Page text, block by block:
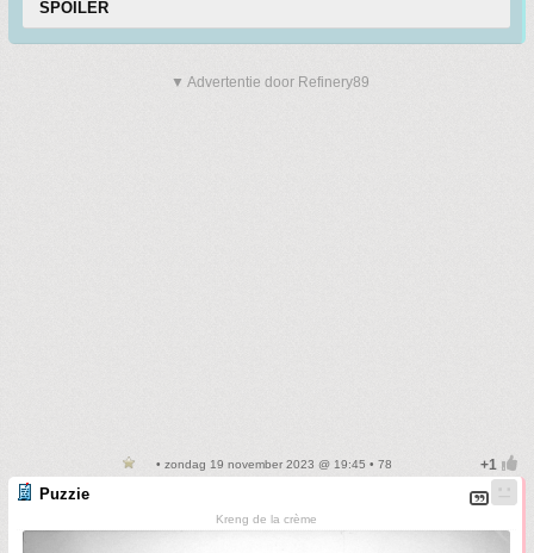
SPOILER
▼ Advertentie door Refinery89
• zondag 19 november 2023 @ 19:45 • 78
Puzzie
Kreng de la crème